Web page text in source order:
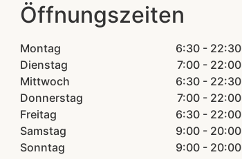
Öffnungszeiten
Montag
6:30 - 22:30
Dienstag
7:00 - 22:00
Mittwoch
6:30 - 22:30
Donnerstag
7:00 - 22:00
Freitag
6:30 - 22:00
Samstag
9:00 - 20:00
Sonntag
9:00 - 20:00